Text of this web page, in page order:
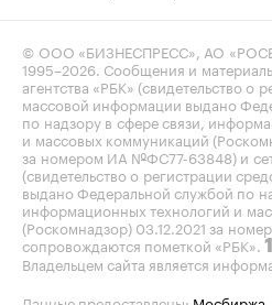
© ООО «БИЗНЕСПРЕСС», АО
1995–2026. Сообщения и
агентства «РБК» (свидетельство о
массовой информации выдано
по надзору в сфере связи,
и массовых коммуникаций
за номером ИА №ФС77-63848) и
(свидетельство о регистрации
выдано Федеральной службой по
информационных технологий и
(Роскомнадзор) 03.12.2021 за
сопровождаются пометкой «РБК».
Владельцем сайта является